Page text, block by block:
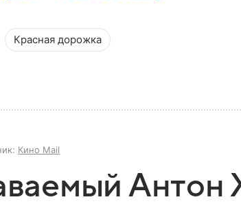
Красная дорожка
Кино Mail
Антон